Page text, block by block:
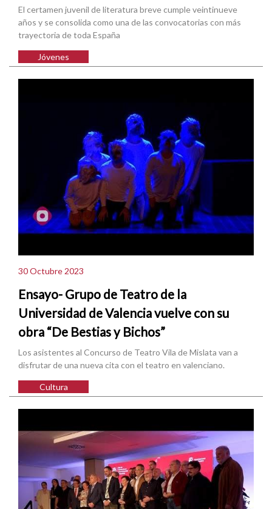
El certamen juvenil de literatura breve cumple veintinueve
años y se consolida como una de las convocatorias con más
trayectoria de toda España
Jóvenes
30 Octubre 2023
Ensayo- Grupo de Teatro de la
Universidad de Valencia vuelve con su
obra “De Bestias y Bichos”
Los asistentes al Concurso de Teatro Vila de Mislata van a
disfrutar de una nueva cita con el teatro en valenciano.
Cultura